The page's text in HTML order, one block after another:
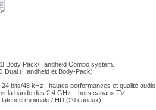
Body Pack/Handheld Combo system.
Dual (Handheld et Body-Pack)
bits/48 kHz : hautes performances et qualité audio
la bande des 2.4 GHz – hors canaux TV
minimale / HD (20 canaux)